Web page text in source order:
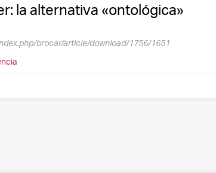
la alternativa «ontológica»
brocar/article/download/1756/1651